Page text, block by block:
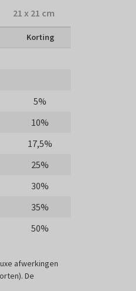
21 x 21 cm
Korting
5%
10%
17,5%
25%
30%
35%
50%
afwerkingen
De